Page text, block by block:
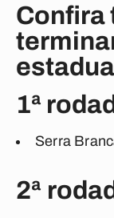
Confira
estadual
1ª
Serra
2ª